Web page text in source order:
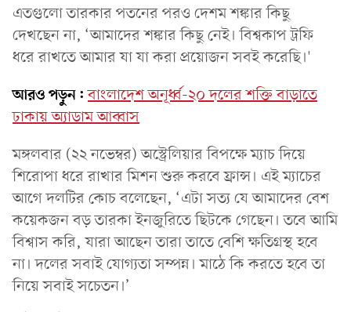
এতগুলো তারকার পতনের পরও দেশম শঙ্কার কিছু
দেখছেন না, ‘আমাদের শঙ্কার কিছু নেই। বিশ্বকাপ ট্রফি
ধরে রাখতে আমার যা যা করা প্রয়োজন সবই করেছি।'
আরও পড়ুন: বাংলাদেশ অনূর্ধ্ব-২০ দলের শক্তি বাড়াতে
ঢাকায় অ্যাডাম আব্বাস
মঙ্গলবার (২২ নভেম্বর) অস্ট্রেলিয়ার বিপক্ষে ম্যাচ দিয়ে
শিরোপা ধরে রাখার মিশন শুরু করবে ফ্রান্স। এই ম্যাচের
আগে দলটির কোচ বলেছেন, ‘এটা সত্য যে আমাদের বেশ
কয়েকজন বড় তারকা ইনজুরিতে ছিটকে গেছেন। তবে আমি
বিশ্বাস করি, যারা আছেন তারা তাতে বেশি ক্ষতিগ্রস্থ হবে
না। দলের সবাই যোগ্যতা সম্পন্ন। মাঠে কি করতে হবে তা
নিয়ে সবাই সচেতন।’